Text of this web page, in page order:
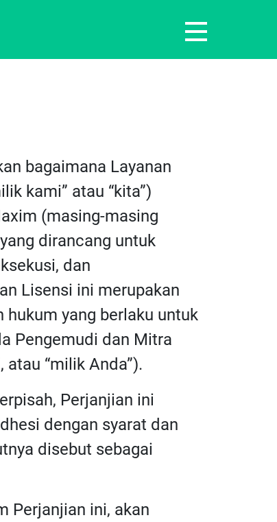
bagaimana Layanan
kami” atau “kita”)
(masing-masing
dirancang untuk
dan
Lisensi ini merupakan
hukum yang berlaku untuk
Pengemudi dan Mitra
atau “milik Anda”).
Perjanjian ini
dengan syarat dan
disebut sebagai
Perjanjian ini, akan